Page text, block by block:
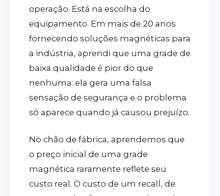
operação. Está na escolha do
equipamento. Em mais de 20 anos
fornecendo soluções magnéticas para
a indústria, aprendi que uma grade de
baixa qualidade é pior do que
nenhuma: ela gera uma falsa
sensação de segurança e o problema
só aparece quando já causou prejuízo.
No chão de fábrica, aprendemos que
o preço inicial de uma grade
magnética raramente reflete seu
custo real. O custo de um recall, de